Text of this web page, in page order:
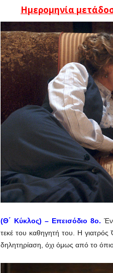
Ημερομηνία
(Θ΄ Κύκλος) – Επεισόδιο 8ο.
τεκέ του καθηγητή του. Η
δηλητηρίαση, όχι όμως από το όπιο,